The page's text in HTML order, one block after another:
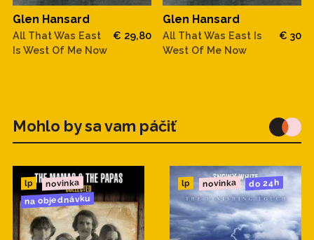
Glen Hansard
All That Was East
Is West Of Me Now
€ 29,80
Glen Hansard
All That Was East Is
West Of Me Now
€ 30
Mohlo by sa vam páčiť
lp novinka
na objednávku
lp novinka do 24h